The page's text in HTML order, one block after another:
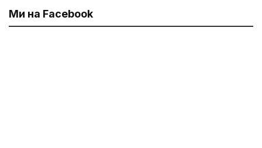
Ми на Facebook